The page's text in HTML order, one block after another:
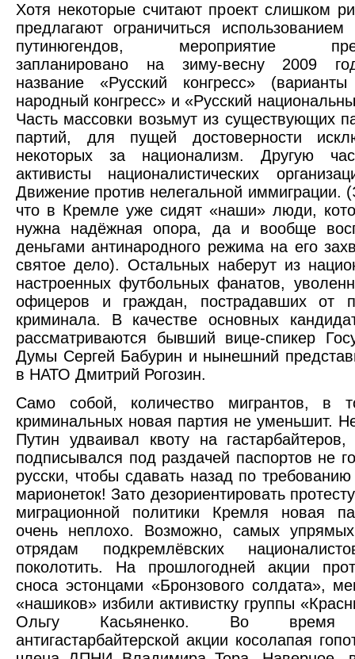
Хотя некоторые считают проект слишком
предлагают ограничиться использованием
путинюгендов, мероприятие
запланировано на зиму-весну 2009
название «Русский конгресс»
народный конгресс» и «Русский
Часть массовки возьмут из существующих
партий, для пущей достоверности
некоторых за национализм. Другую
активисты националистических
Движение против нелегальной иммиграции.
что в Кремле уже сидят «наши» люди,
нужна надёжная опора, да и вообще
деньгами антинародного режима на его
святое дело). Остальных наберут из
настроенных футбольных фанатов,
офицеров и граждан, пострадавших от
криминала. В качестве основных
рассматриваются бывший вице-спикер
Думы Сергей Бабурин и нынешний
в НАТО Дмитрий Рогозин.
Само собой, количество мигрантов, в
криминальных новая партия не уменьшит.
Путин удваивал квоту на
подписывался под раздачей паспортов не
русски, чтобы сдавать назад по
марионеток! Зато дезориентировать
миграционной политики Кремля новая
очень неплохо. Возможно, самых
отрядам подкремлёвских
поколотить. На прошлогодней акции
сноса эстонцами «Бронзового солдата»,
«нашиков» избили активистку группы
Ольгу Касьяненко. Во время
антигастарбайтерской акции косолапая